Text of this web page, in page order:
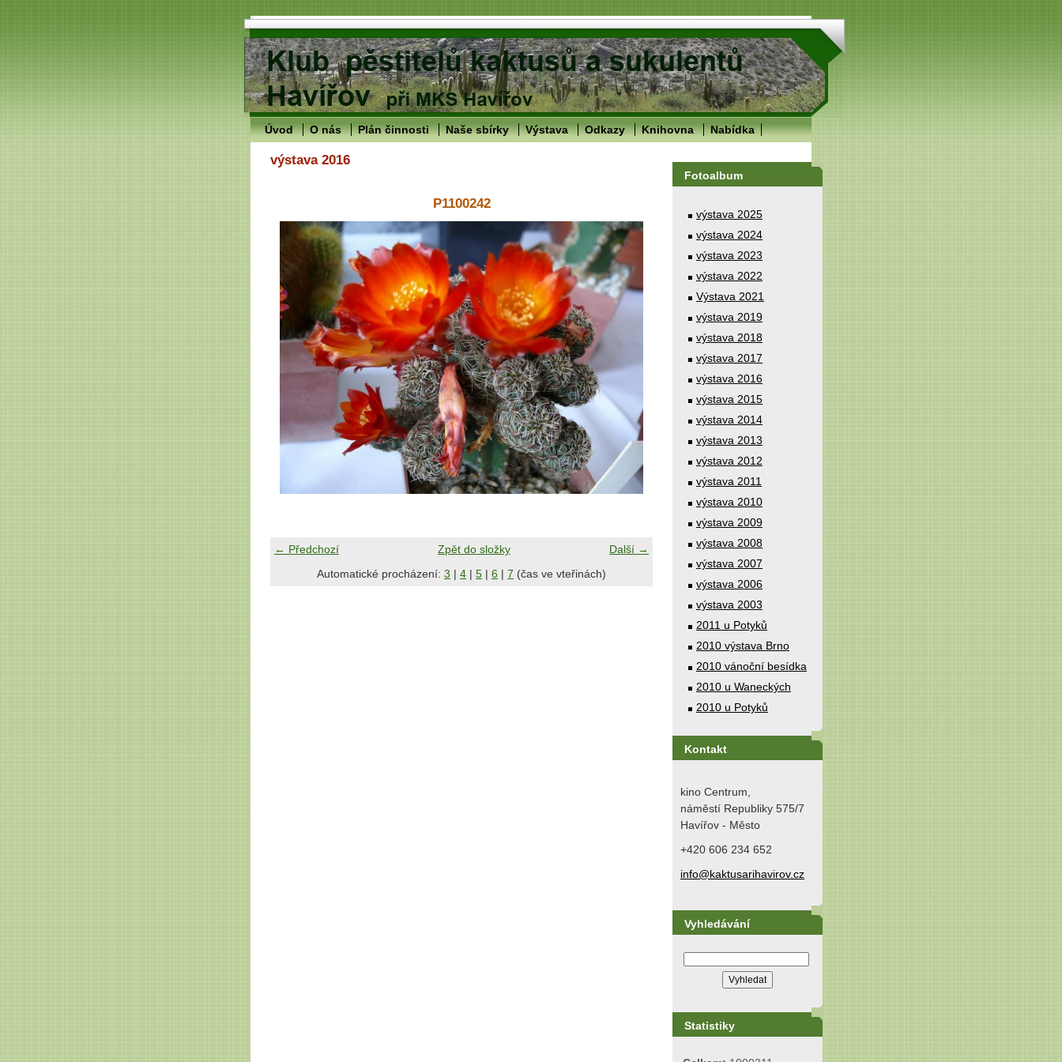
Úvod O nás Plán činnosti Naše sbírky Výstava Odkazy Knihovna Nabídka
výstava 2016
P1100242
← Předchozí Další →
Zpět do složky
Automatické procházení: 3 | 4 | 5 | 6 | 7 (čas ve vteřinách)
Fotoalbum
výstava 2025
výstava 2024
výstava 2023
výstava 2022
Výstava 2021
výstava 2019
výstava 2018
výstava 2017
výstava 2016
výstava 2015
výstava 2014
výstava 2013
výstava 2012
výstava 2011
výstava 2010
výstava 2009
výstava 2008
výstava 2007
výstava 2006
výstava 2003
2011 u Potyků
2010 výstava Brno
2010 vánoční besídka
2010 u Waneckých
2010 u Potyků
Kontakt
kino Centrum,
náměstí Republiky 575/7
Havířov - Město
+420 606 234 652
info@kaktusarihavirov.cz
Vyhledávání
Statistiky